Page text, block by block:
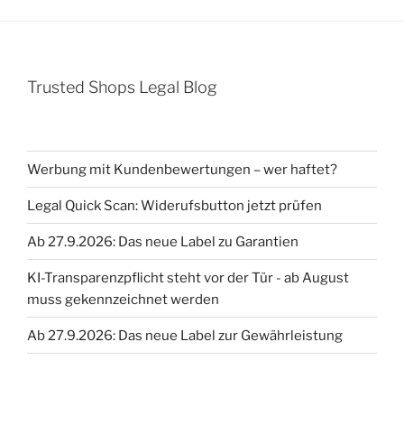
das
Irreführungsverbot
–
Mitnahme
Altgerät“
Trusted Shops Legal Blog
Werbung mit Kundenbewertungen – wer haftet?
Legal Quick Scan: Widerufsbutton jetzt prüfen
Ab 27.9.2026: Das neue Label zu Garantien
KI-Transparenzpflicht steht vor der Tür - ab August
muss gekennzeichnet werden
Ab 27.9.2026: Das neue Label zur Gewährleistung